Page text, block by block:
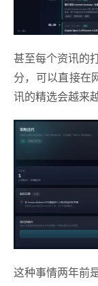
甚至每个资讯的
分，可以直接在
讯的精选会越来
这种事情两年前